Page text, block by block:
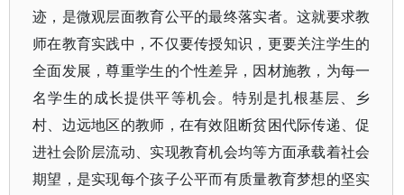
迹，是微观层面教育公平的最终落实者。这就要求教
师在教育实践中，不仅要传授知识，更要关注学生的
全面发展，尊重学生的个性差异，因材施教，为每一
名学生的成长提供平等机会。特别是扎根基层、乡
村、边远地区的教师，在有效阻断贫困代际传递、促
进社会阶层流动、实现教育机会均等方面承载着社会
期望，是实现每个孩子公平而有质量教育梦想的坚实